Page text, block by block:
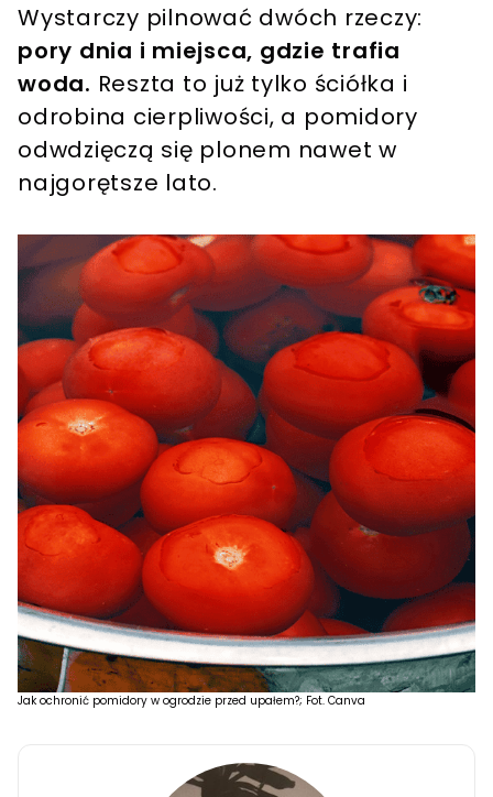
Wystarczy pilnować dwóch rzeczy:
pory dnia i miejsca, gdzie trafia
woda. Reszta to już tylko ściółka i
odrobina cierpliwości, a pomidory
odwdzięczą się plonem nawet w
najgorętsze lato.
Jak ochronić pomidory w ogrodzie przed upałem?; Fot. Canva